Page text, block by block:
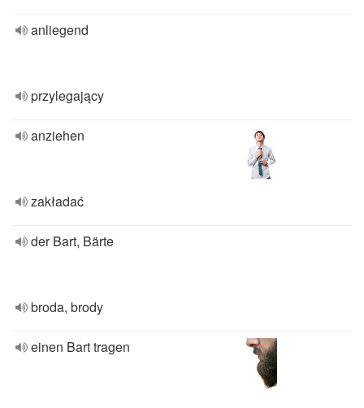
anliegend
przylegający
anziehen
zakładać
der Bart, Bärte
broda, brody
einen Bart tragen